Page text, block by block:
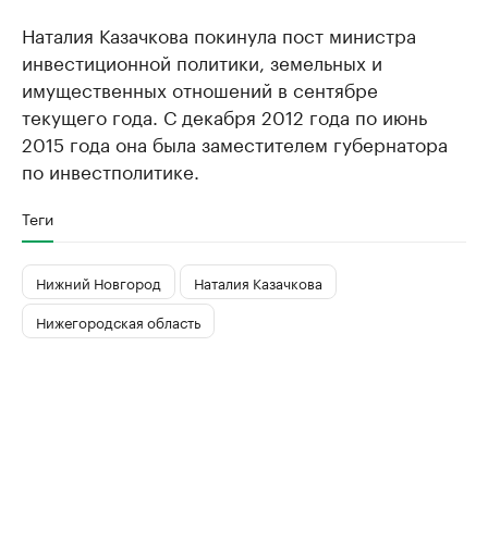
Наталия Казачкова покинула пост министра
инвестиционной политики, земельных и
имущественных отношений в сентябре
текущего года. С декабря 2012 года по июнь
2015 года она была заместителем губернатора
по инвестполитике.
Теги
Нижний Новгород
Наталия Казачкова
Нижегородская область